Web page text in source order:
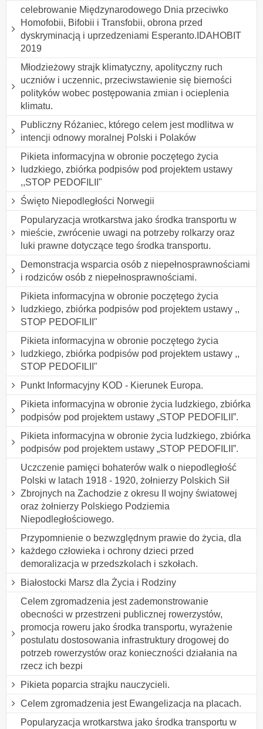
celebrowanie Międzynarodowego Dnia przeciwko
Homofobii, Bifobii i Transfobii, obrona przed
dyskryminacją i uprzedzeniami Esperanto.IDAHOBIT
2019
Młodzieżowy strajk klimatyczny, apolityczny ruch
uczniów i uczennic, przeciwstawienie się bierności
polityków wobec postępowania zmian i ocieplenia
klimatu.
Publiczny Różaniec, którego celem jest modlitwa w
intencji odnowy moralnej Polski i Polaków
Pikieta informacyjna w obronie poczętego życia
ludzkiego, zbiórka podpisów pod projektem ustawy
,,STOP PEDOFILII"
Święto Niepodległości Norwegii
Popularyzacja wrotkarstwa jako środka transportu w
mieście, zwrócenie uwagi na potrzeby rolkarzy oraz
luki prawne dotyczące tego środka transportu.
Demonstracja wsparcia osób z niepełnosprawnościami
i rodziców osób z niepełnosprawnościami.
Pikieta informacyjna w obronie poczętego życia
ludzkiego, zbiórka podpisów pod projektem ustawy ,,
STOP PEDOFILII"
Pikieta informacyjna w obronie poczętego życia
ludzkiego, zbiórka podpisów pod projektem ustawy ,,
STOP PEDOFILII"
Punkt Informacyjny KOD - Kierunek Europa.
Pikieta informacyjna w obronie życia ludzkiego, zbiórka
podpisów pod projektem ustawy „STOP PEDOFILII”.
Pikieta informacyjna w obronie życia ludzkiego, zbiórka
podpisów pod projektem ustawy „STOP PEDOFILII”.
Uczczenie pamięci bohaterów walk o niepodległość
Polski w latach 1918 - 1920, żołnierzy Polskich Sił
Zbrojnych na Zachodzie z okresu II wojny światowej
oraz żołnierzy Polskiego Podziemia
Niepodległościowego.
Przypomnienie o bezwzględnym prawie do życia, dla
każdego człowieka i ochrony dzieci przed
demoralizacja w przedszkolach i szkołach.
Białostocki Marsz dla Życia i Rodziny
Celem zgromadzenia jest zademonstrowanie
obecności w przestrzeni publicznej rowerzystów,
promocja roweru jako środka transportu, wyrażenie
postulatu dostosowania infrastruktury drogowej do
potrzeb rowerzystów oraz konieczności działania na
rzecz ich bezpi
Pikieta poparcia strajku nauczycieli.
Celem zgromadzenia jest Ewangelizacja na placach.
Popularyzacja wrotkarstwa jako środka transportu w